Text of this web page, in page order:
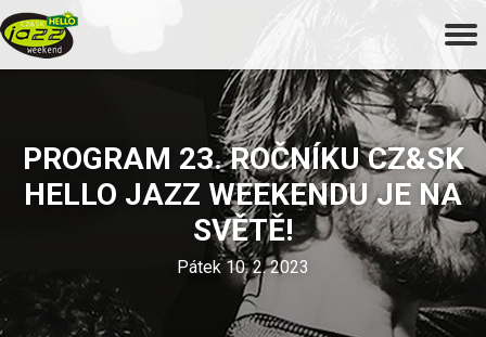
PROGRAM 23. ROČNÍKU CZ&SK
HELLO JAZZ WEEKENDU JE NA
SVĚTĚ!
Pátek 10. 2. 2023